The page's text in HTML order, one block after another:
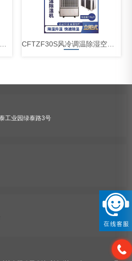
CGTZF30S风冷管道调温除湿空调机组 CFTZF30S风冷调温除湿空调机组
工业园绿泰路3号